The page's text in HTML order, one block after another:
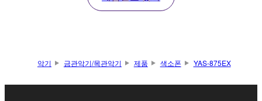
악기 금관악기/목관악기 제품 색소폰 YAS-875EX